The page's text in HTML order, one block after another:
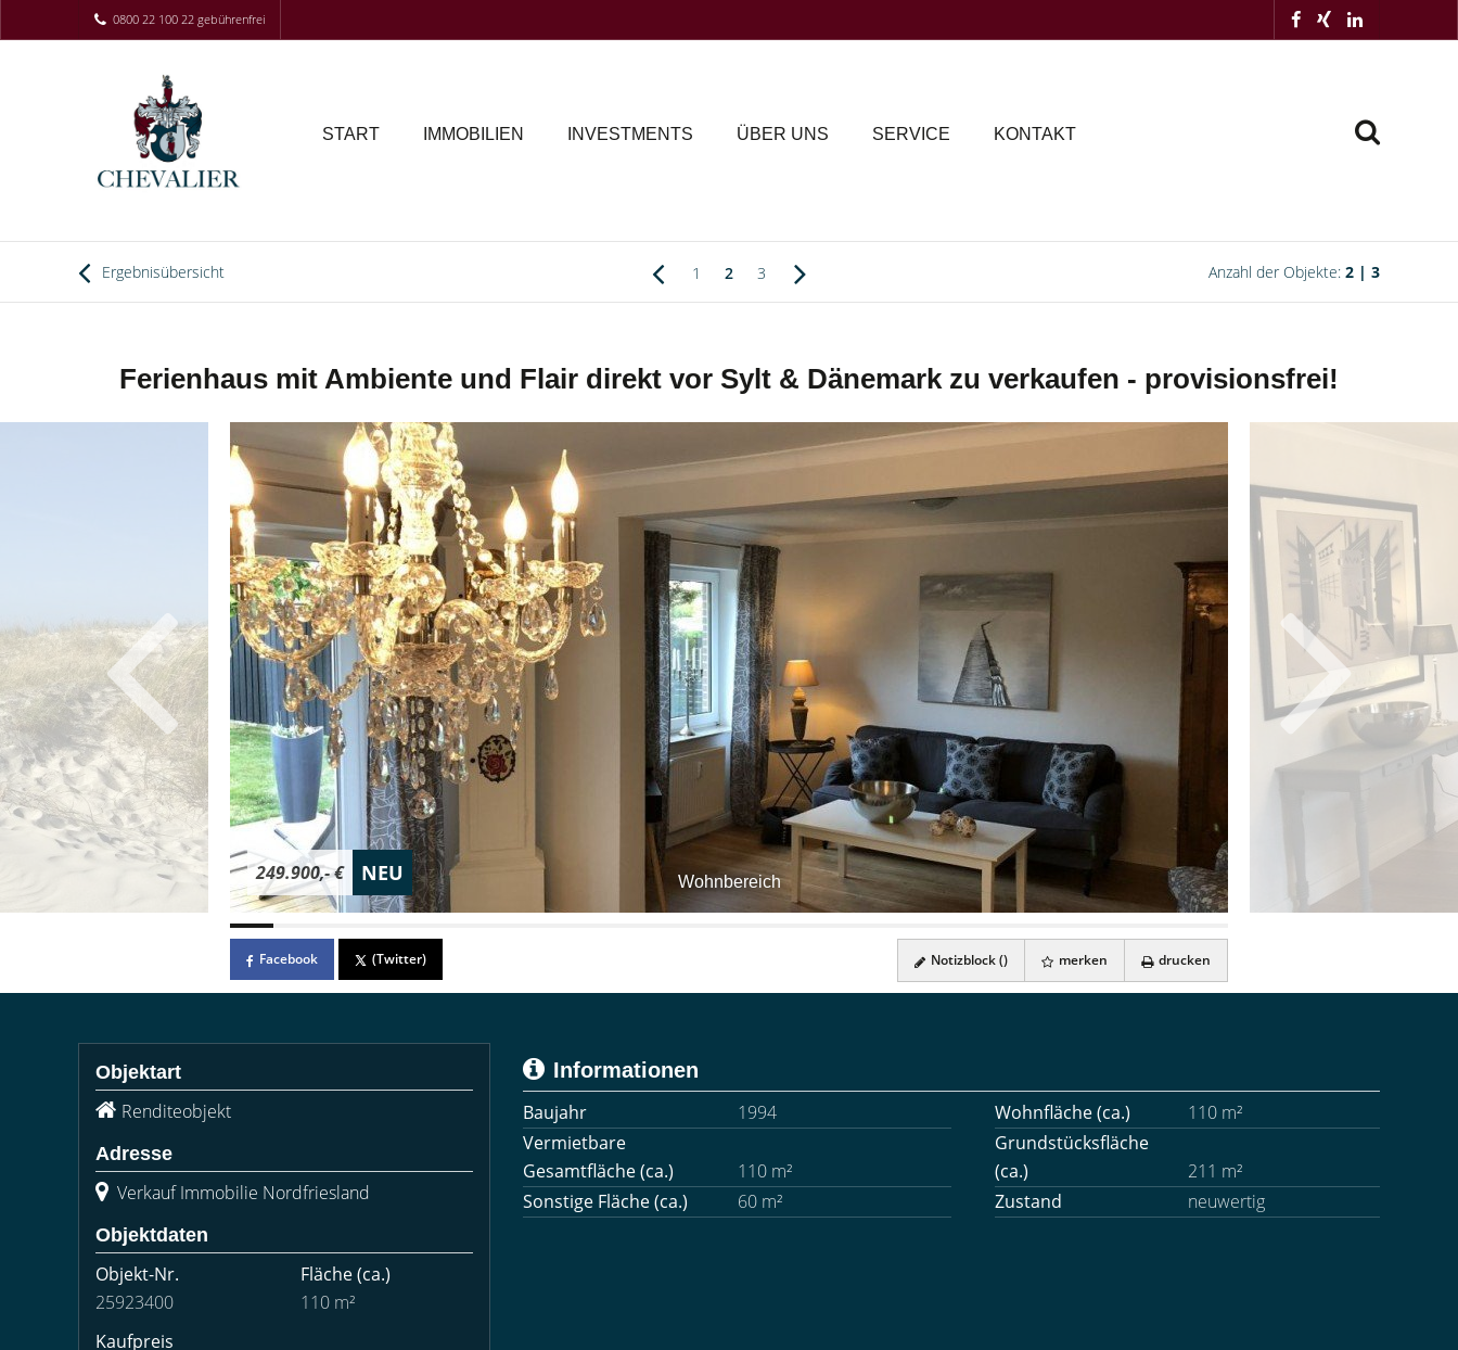
0800 22 100 22 gebührenfrei
START IMMOBILIEN INVESTMENTS ÜBER UNS SERVICE KONTAKT
Ergebnisübersicht 1 2 3 Anzahl der Objekte: 2 | 3
Ferienhaus mit Ambiente und Flair direkt vor Sylt & Dänemark zu verkaufen - provisionsfrei!
Wohnbereich
249.900,- € NEU
Facebook (Twitter) Notizblock () merken drucken
Objektart
Renditeobjekt
Adresse
Verkauf Immobilie Nordfriesland
Objektdaten
Objekt-Nr.
25923400
Fläche(ca.)
110 m²
Kaufpreis
Informationen
Baujahr
1994 Wohnfläche (ca.)
110 m²
Vermietbare
Gesamtfläche (ca.)
110 m²
Grundstücksfläche
(ca.)
211 m²
Sonstige Fläche (ca.)
60 m² Zustand neuwertig